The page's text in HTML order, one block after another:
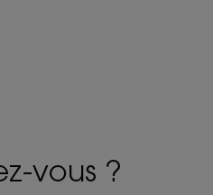
vous ?